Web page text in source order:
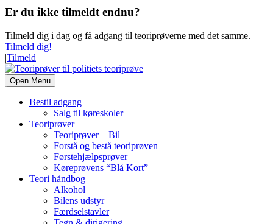
Er du ikke tilmeldt endnu?
Tilmeld dig i dag og få adgang til teoriprøverne med det samme.
Tilmeld dig!
|Tilmeld
Open Menu
Bestil adgang
Salg til køreskoler
Teoriprøver
Teoriprøver – Bil
Forstå og bestå teoriprøven
Førstehjælpsprøver
Køreprøvens “Blå Kort”
Teori håndbog
Alkohol
Bilens udstyr
Færdselstavler